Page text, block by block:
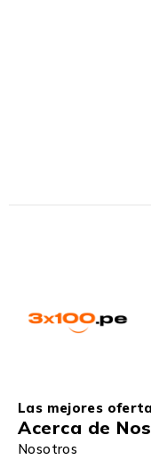
Las mejores
Acerca de
Nosotros